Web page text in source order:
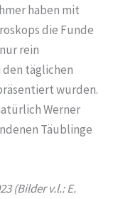
haben mit
die Funde
rein
täglichen
wurden.
Werner
Täublinge
(Bilder v.l.: E.